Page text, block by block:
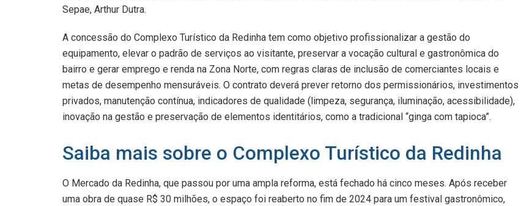
Sepae, Arthur Dutra.
A concessão do Complexo Turístico da Redinha tem como objetivo profissionalizar a gestão do
equipamento, elevar o padrão de serviços ao visitante, preservar a vocação cultural e gastronômica do
bairro e gerar emprego e renda na Zona Norte, com regras claras de inclusão de comerciantes locais e
metas de desempenho mensuráveis. O contrato deverá prever retorno dos permissionários, investimentos
privados, manutenção contínua, indicadores de qualidade (limpeza, segurança, iluminação, acessibilidade),
inovação na gestão e preservação de elementos identitários, como a tradicional “ginga com tapioca”.
Saiba mais sobre o Complexo Turístico da Redinha
O Mercado da Redinha, que passou por uma ampla reforma, está fechado há cinco meses. Após receber
uma obra de quase R$ 30 milhões, o espaço foi reaberto no fim de 2024 para um festival gastronômico,